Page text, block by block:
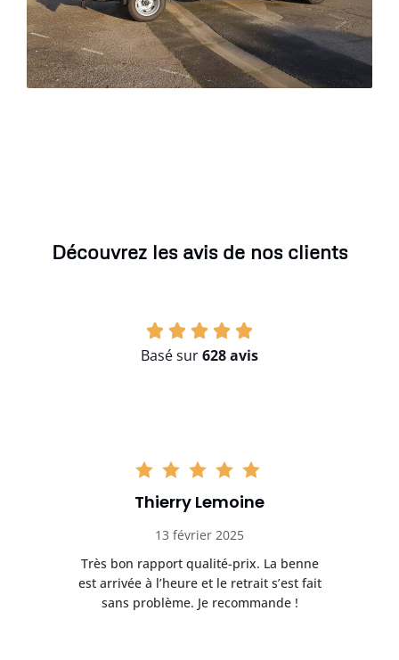
Découvrez les avis de nos clients
Basé sur628 avis
Thierry Lemoine
13 février 2025
Très bon rapport qualité-prix. La benne
est arrivée à l’heure et le retrait s’est fait
sans problème. Je recommande !